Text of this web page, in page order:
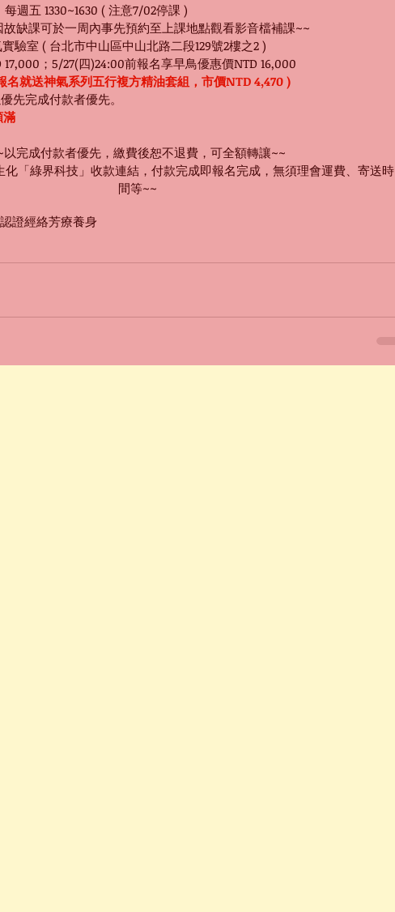
每週五 1330~1630 ( 注意7/02停課 )
故缺課可於一周內事先預約至上課地點觀看影音檔補課~~
驗室 ( 台北市中山區中山北路二段129號2樓之2 )
17,000；5/27(四)24:00前報名享早鳥優惠價NTD 16,000
名就送神氣系列五行複方精油套組，市價NTD 4,470 )
先完成付款者優先。
滿
以完成付款者優先，繳費後恕不退費，可全額轉讓~~
化「綠界科技」收款連結，付款完成即報名完成，無須理會運費、寄送時
間等~~
證經絡芳療養身